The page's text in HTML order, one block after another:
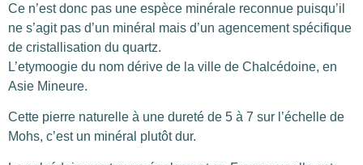
Ce n’est donc pas une espèce minérale reconnue puisqu’il
ne s’agit pas d’un minéral mais d’un agencement spécifique
de cristallisation du quartz.
L’etymoogie du nom dérive de la ville de Chalcédoine, en
Asie Mineure.
Cette pierre naturelle à une dureté de 5 à 7 sur l’échelle de
Mohs, c’est un minéral plutôt dur.